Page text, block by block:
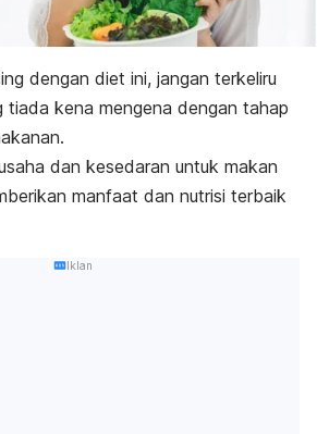
dengan diet ini, jangan terkeliru
tiada kena mengena dengan tahap
dan kesedaran untuk makan
manfaat dan nutrisi terbaik
Iklan